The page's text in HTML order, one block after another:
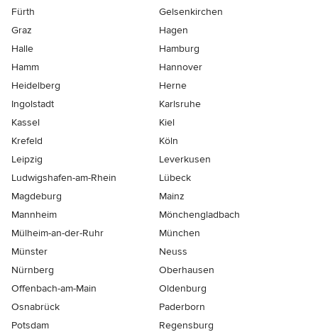
Fürth
Gelsenkirchen
Graz
Hagen
Halle
Hamburg
Hamm
Hannover
Heidelberg
Herne
Ingolstadt
Karlsruhe
Kassel
Kiel
Krefeld
Köln
Leipzig
Leverkusen
Ludwigshafen-am-Rhein
Lübeck
Magdeburg
Mainz
Mannheim
Mönchen­gladbach
Mülheim-an-der-Ruhr
München
Münster
Neuss
Nürnberg
Oberhausen
Offenbach-am-Main
Oldenburg
Osnabrück
Paderborn
Potsdam
Regensburg